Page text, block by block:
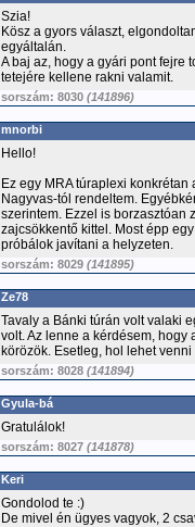
Szia!
Kösz a gyors választ,
egyáltalán.
A baj az, hogy a gyári pont fejre
tetejére kellene rakni valamit.
sorszám: 8030 (141896)
mnorbi
Hello!
Ez egy MRA túraplexi
Nagyvas-tól rendeltem.
szerintem. Ezzel is borzasztóan
zajcsökkentő kittel. Most épp
próbálok javítani a helyzeten.
sorszám: 8029 (141895)
Ze78
Tavaly a Bánki túrán volt valaki
volt. Az lenne a kérdésem, hogy
körözök. Esetleg, hol lehet
sorszám: 8028 (141894)
Gyula-bá
Gratulálok!
sorszám: 8027 (141878)
Keri
Gondolod te :)
De mivel én ügyes vagyok, 2